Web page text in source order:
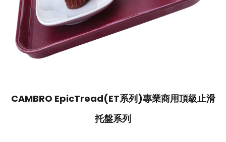
CAMBRO EpicTread(ET系列)專業商用頂級止滑
托盤系列